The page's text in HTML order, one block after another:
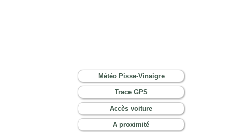
Météo Pisse-Vinaigre
Trace GPS
Accès voiture
A proximité